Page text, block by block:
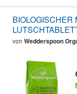
BIOLOGISCHER
von Wedderspoon